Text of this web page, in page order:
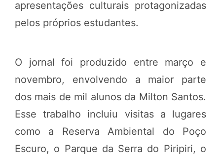
apresentações culturais protagonizadas
pelos próprios estudantes.
O jornal foi produzido entre março e
novembro, envolvendo a maior parte
dos mais de mil alunos da Milton Santos.
Esse trabalho incluiu visitas a lugares
como a Reserva Ambiental do Poço
Escuro, o Parque da Serra do Piripiri, o